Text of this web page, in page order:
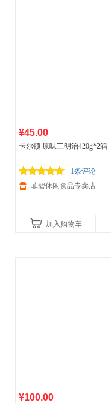
¥45.00
卡尔顿 原味三明治420g*2箱
1条评论
菲碧休闲食品专卖店
加入购物车
¥100.00